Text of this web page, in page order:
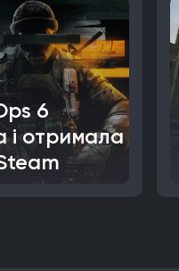
6
отримала